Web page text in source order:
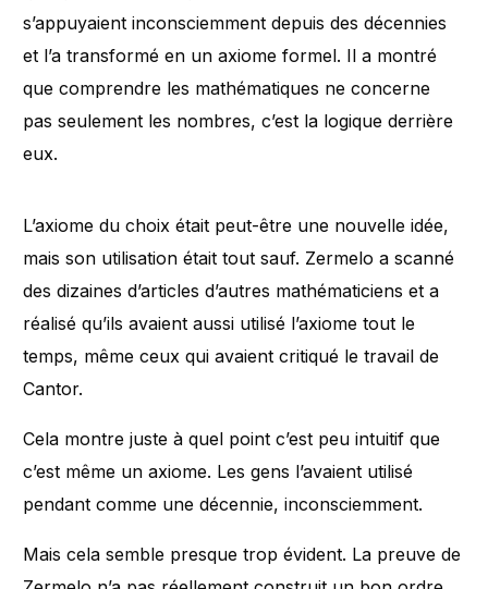
s’appuyaient inconsciemment depuis des décennies
et l’a transformé en un axiome formel. Il a montré
que comprendre les mathématiques ne concerne
pas seulement les nombres, c’est la logique derrière
eux.
L’axiome du choix était peut-être une nouvelle idée,
mais son utilisation était tout sauf. Zermelo a scanné
des dizaines d’articles d’autres mathématiciens et a
réalisé qu’ils avaient aussi utilisé l’axiome tout le
temps, même ceux qui avaient critiqué le travail de
Cantor.
Cela montre juste à quel point c’est peu intuitif que
c’est même un axiome. Les gens l’avaient utilisé
pendant comme une décennie, inconsciemment.
Mais cela semble presque trop évident. La preuve de